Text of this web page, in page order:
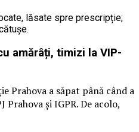
lăsate spre prescripție;
amărâți, timizi la VIP-
Prahova a săpat până când a
și IGPR. De acolo,